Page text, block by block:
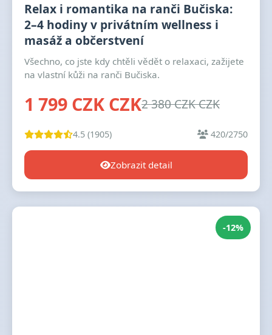
Relax i romantika na ranči Bučiska:
2–4 hodiny v privátním wellness i
masáž a občerstvení
Všechno, co jste kdy chtěli vědět o relaxaci, zažijete
na vlastní kůži na ranči Bučiska.
1 799 CZK CZK2 380 CZK CZK
4.5 (1905) 420/2750
Zobrazit detail
-12%